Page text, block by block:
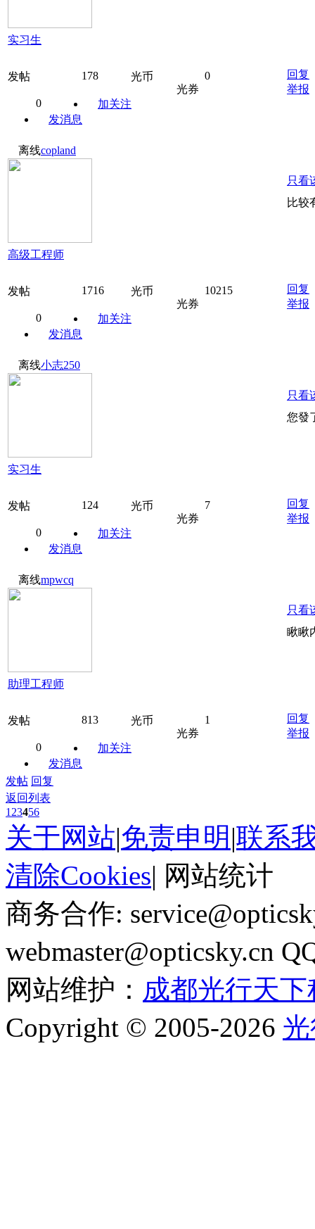
实习生
发帖 178 光币
0
光券
0
加关注
发消息
回复
举报
离线copland
高级工程师
发帖 1716 光币
10215
光券
0
加关注
发消息
只看
比较
回复
举报
离线小志250
实习生
发帖 124 光币
7
光券
0
加关注
发消息
只看
您發
回复
举报
离线mpwcq
助理工程师
发帖 813 光币
1
光券
0
加关注
发消息
只看
瞅瞅
回复
举报
发帖 回复
返回列表
1 23456
关于网站|免责申明 |联系
清除Cookies| 网站统计
商务合作:
webmaster@opticsky.cn
网站维护： 成都光行天
Copyright © 2005-2026